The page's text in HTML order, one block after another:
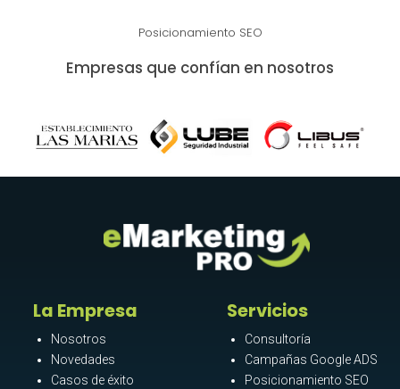
Posicionamiento SEO
Empresas que confían en nosotros
La Empresa
Nosotros
Novedades
Casos de éxito
Servicios
Consultoría
Campañas Google ADS
Posicionamiento SEO